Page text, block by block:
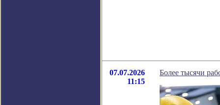
07.07.2026
11:15
Более тысячи